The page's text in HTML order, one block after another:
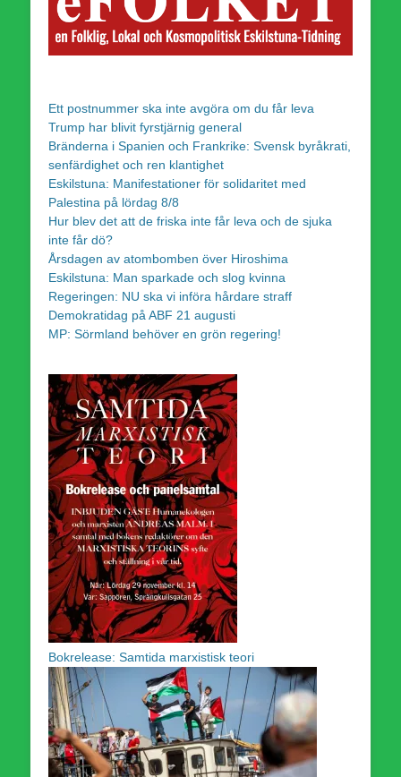
Ett postnummer ska inte avgöra om du får leva
Trump har blivit fyrstjärnig general
Bränderna i Spanien och Frankrike: Svensk byråkrati,
senfärdighet och ren klantighet
Eskilstuna: Manifestationer för solidaritet med
Palestina på lördag 8/8
Hur blev det att de friska inte får leva och de sjuka
inte får dö?
Årsdagen av atombomben över Hiroshima
Eskilstuna: Man sparkade och slog kvinna
Regeringen: NU ska vi införa hårdare straff
Demokratidag på ABF 21 augusti
MP: Sörmland behöver en grön regering!
Bokrelease: Samtida marxistisk teori